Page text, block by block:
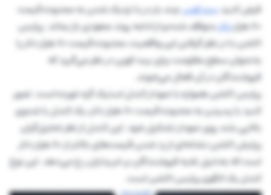
فرض کنیدبیت کوینچند بار در با نزدیک شدن به محدوده قیمت
80 هزار
دلارمتوقف شده و از ادامه روند صعودی باز بماند. پرایس
اکشن با در نظر گرفتن این واقعیت، محدوده قیمت 80 هزار دلار را
به‌عنوان سطح مقاومت برای بیت کوین در نظر می‌گیرد که
فروشندگان در آن فعال می‌شوند.
پرایس اکشن همواره با نمودار کندل استیک گره خورده است. تصور
کنید با رسیدن به محدوده قیمت 80 هزار دلار، یک کندل با شدوی
بالایی بلند روی نمودار تشکیل شود. این کندل از نظر تحلیل‌گران
پرایش اکشن نشانه‌ای از رد شدن قیمت‌های بالاتر از 80 هزار دلار
است که به‌دلیل غلبه فروشندگان بر خریداران رخ می‌دهد. این نوع
کندل یک الگوی پرایس اکشن است.